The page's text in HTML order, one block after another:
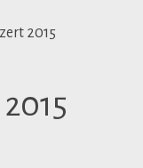
2015